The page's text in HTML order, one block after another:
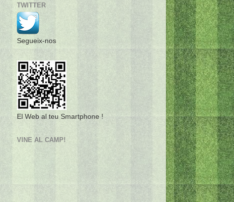
TWITTER
Segueix-nos
El Web al teu Smartphone !
VINE AL CAMP!